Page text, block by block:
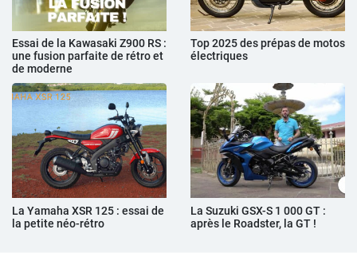
Essai de la Kawasaki Z900 RS :
une fusion parfaite de rétro et
de moderne
Top 2025 des prépas de motos
électriques
La Yamaha XSR 125 : essai de
la petite néo-rétro
La Suzuki GSX-S 1 000 GT :
après le Roadster, la GT !